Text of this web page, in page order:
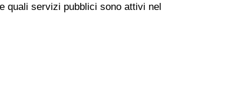
quali servizi pubblici sono attivi nel